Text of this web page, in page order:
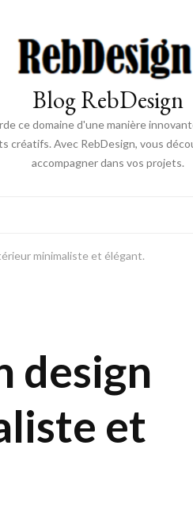
Blog RebDesign
ce domaine d'une manière
créatifs. Avec RebDesign, vous
accompagner dans vos projets.
minimaliste et élégant.
design
et